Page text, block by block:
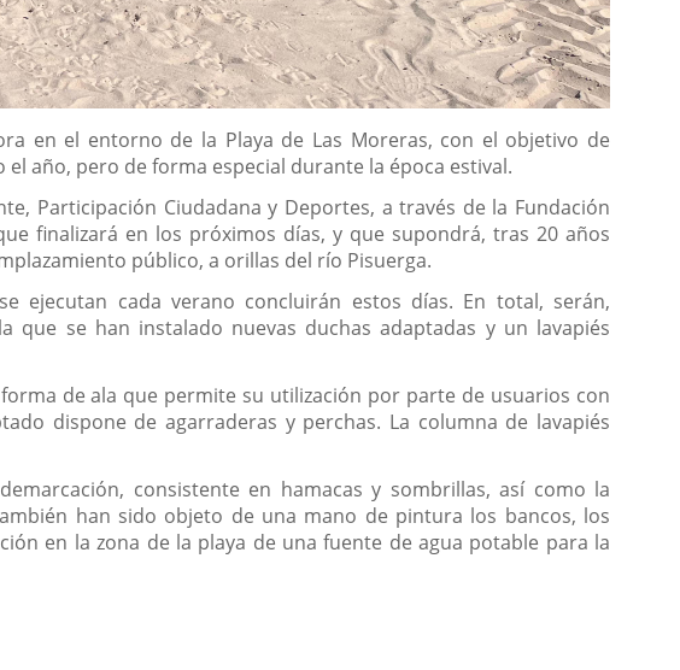
en el entorno de la Playa de Las Moreras, con el objetivo de
año, pero de forma especial durante la época estival.
Participación Ciudadana y Deportes, a través de la Fundación
finalizará en los próximos días, y que supondrá, tras 20 años
público, a orillas del río Pisuerga.
cada verano concluirán estos días. En total, serán,
que se han instalado nuevas duchas adaptadas y un lavapiés
de ala que permite su utilización por parte de usuarios con
dispone de agarraderas y perchas. La columna de lavapiés
consistente en hamacas y sombrillas, así como la
han sido objeto de una mano de pintura los bancos, los
en la zona de la playa de una fuente de agua potable para la